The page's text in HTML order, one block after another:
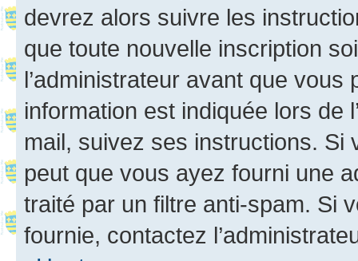
devrez alors suivre les
que toute nouvelle inscription
l’administrateur avant que
information est indiquée lors de
mail, suivez ses instructions. Si
peut que vous ayez fourni une
traité par un filtre anti-spam. Si
fournie, contactez